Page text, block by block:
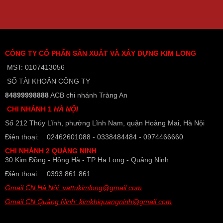
CÔNG TY CỔ PHẨN SẢN XUẤT VÀ XÂY DỰNG KIM LONG
MST: 0107413056
SỐ TÀI KHOẢN CÔNG TY
84899998888ACB chi nhánh Tràng An
CHI NHÁNH 1 HÀ NỘI
Số 212 Thúy Lĩnh, phường Lĩnh Nam, quận Hoàng Mai, Hà Nội
Điện thoại: 02462601088 - 0338484484 - 0974466660
CHI NHÁNH 2 QUẢNG NINH
30 Kim Đồng - Hồng Hà - TP Hạ Long - Quảng Ninh
Điện thoại: 0393.861.861
Gmail CN Hà Nội: vattukimlong@gmail.com
Gmail CN Quảng Ninh: kimkhiquangninh@gmail.com